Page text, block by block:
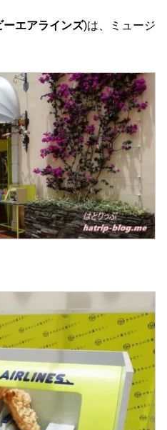
ーエアラインズ)は、ミュージ